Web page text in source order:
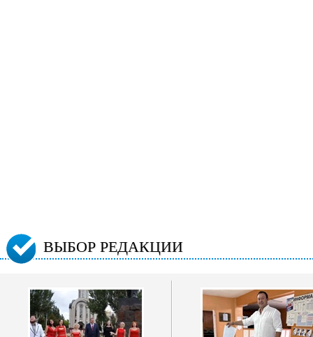
ВЫБОР РЕДАКЦИИ